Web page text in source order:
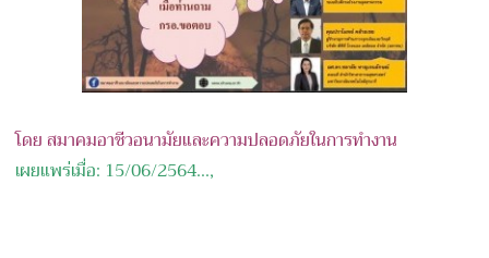
โดย สมาคมอาชีวอนามัยและความปลอดภัยในการทำงาน
เผยแพร่เมื่อ: 15/06/2564...,